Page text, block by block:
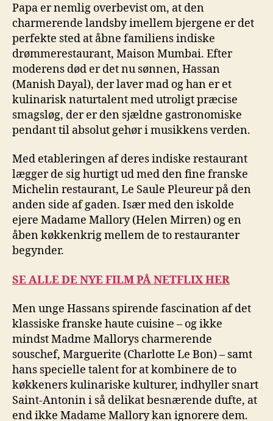
Papa er nemlig overbevist om, at den
charmerende landsby imellem bjergene er det
perfekte sted at åbne familiens indiske
drømmerestaurant, Maison Mumbai. Efter
moderens død er det nu sønnen, Hassan
(Manish Dayal), der laver mad og han er et
kulinarisk naturtalent med utroligt præcise
smagsløg, der er den sjældne gastronomiske
pendant til absolut gehør i musikkens verden.
Med etableringen af deres indiske restaurant
lægger de sig hurtigt ud med den fine franske
Michelin restaurant, Le Saule Pleureur på den
anden side af gaden. Især med den iskolde
ejere Madame Mallory (Helen Mirren) og en
åben køkkenkrig mellem de to restauranter
begynder.
SE ALLE DE NYE FILM PÅ NETFLIX HER
Men unge Hassans spirende fascination af det
klassiske franske haute cuisine – og ikke
mindst Madme Mallorys charmerende
souschef, Marguerite (Charlotte Le Bon) – samt
hans specielle talent for at kombinere de to
køkkeners kulinariske kulturer, indhyller snart
Saint-Antonin i så delikat besnærende dufte, at
end ikke Madame Mallory kan ignorere dem.